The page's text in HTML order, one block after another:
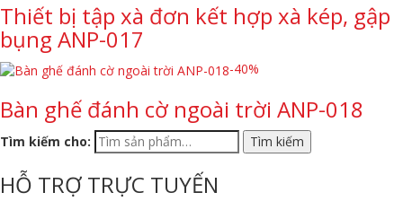
Thiết bị tập xà đơn kết hợp xà kép, gập
bụng ANP-017
-40%
Bàn ghế đánh cờ ngoài trời ANP-018
Tìm kiếm cho:
HỖ TRỢ TRỰC TUYẾN